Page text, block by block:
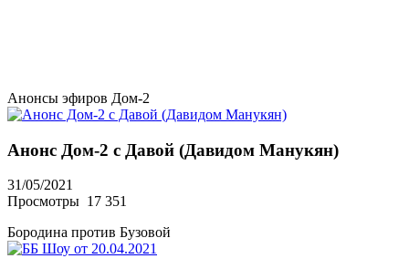
Анонсы эфиров Дом-2
Анонс Дом-2 с Давой (Давидом Манукян)
31/05/2021
Просмотры 17 351
Бородина против Бузовой